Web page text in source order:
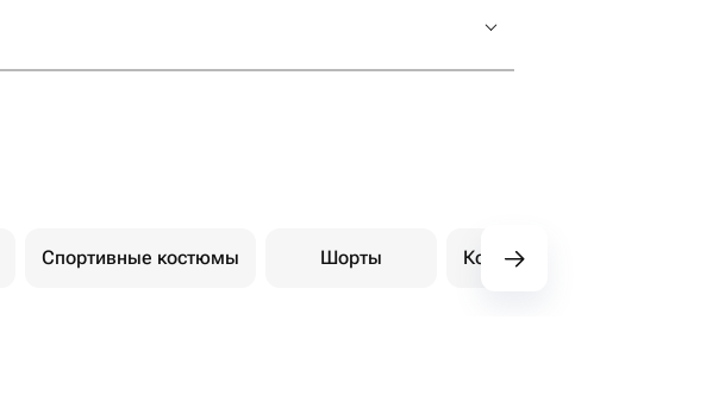
Спортивные костюмы Шорты Комплекты и костюмы